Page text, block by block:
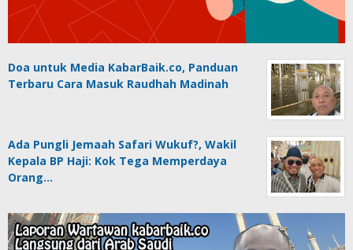
Doa untuk Media KabarBaik.co, Panduan
Terbaru Cara Masuk Raudhah Madinah
Ada Pungli Jemaah Safari Wukuf?, Wakil
Kepala BP Haji: Kok Tega Memperdaya
Orang…